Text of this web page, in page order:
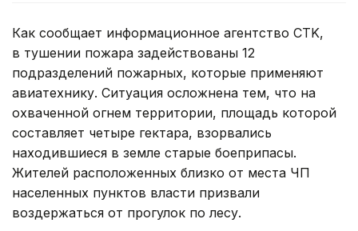
Как сообщает информационное агентство CTK,
в тушении пожара задействованы 12
подразделений пожарных, которые применяют
авиатехнику. Ситуация осложнена тем, что на
охваченной огнем территории, площадь которой
составляет четыре гектара, взорвались
находившиеся в земле старые боеприпасы.
Жителей расположенных близко от места ЧП
населенных пунктов власти призвали
воздержаться от прогулок по лесу.